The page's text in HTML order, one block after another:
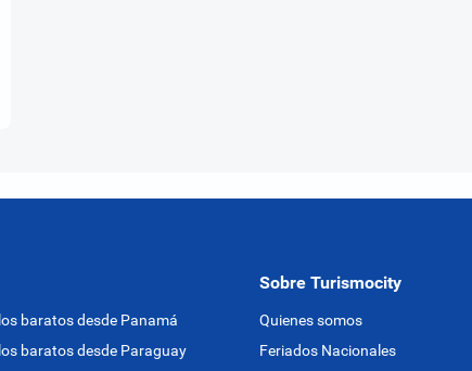
baratos desde Panamá
baratos desde Paraguay
Sobre Turismocity
Quienes somos
Feriados Nacionales